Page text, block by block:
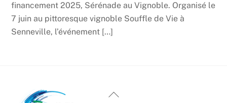
financement 2025, Sérénade au Vignoble. Organisé le
7 juin au pittoresque vignoble Souffle de Vie à
Senneville, l’événement […]
Haut